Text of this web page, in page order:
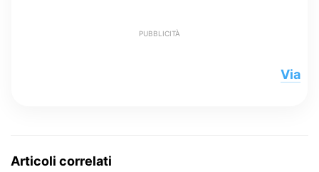
PUBBLICITÀ
Via
Articoli correlati